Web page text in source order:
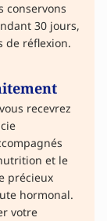
conservons
30 jours,
de réflexion.
recevrez
et le
précieux
hormonal.
votre